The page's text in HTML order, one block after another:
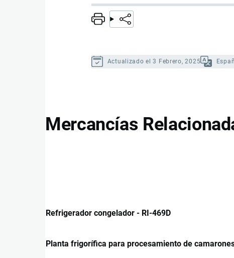
Actualizado el 3 Febrero, 2025
Mercancías
Refrigerador congelador - RI-469D
Planta frigorífica para procesamiento de